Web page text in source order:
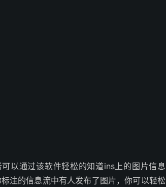
以通过该软件轻松的知道ins上的图片信息
注的信息流中有人发布了图片，你可以轻松